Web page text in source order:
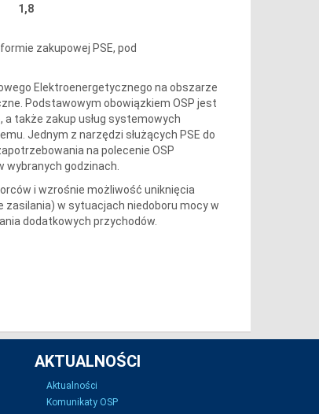
1,8
zakupowej PSE, pod
Elektroenergetycznego na obszarze
Podstawowym obowiązkiem OSP jest
także zakup usług systemowych
Jednym z narzędzi służących PSE do
na polecenie OSP
wybranych godzinach.
i wzrośnie możliwość uniknięcia
w sytuacjach niedoboru mocy w
dodatkowych przychodów.
AKTUALNOŚCI
Aktualności
Komunikaty OSP